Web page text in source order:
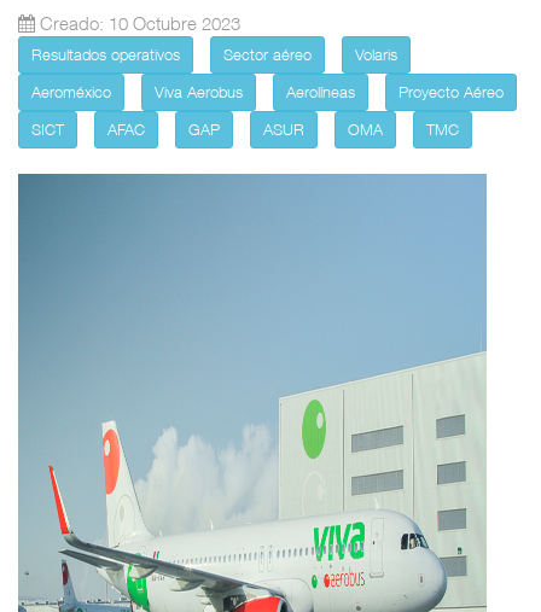
Creado: 10 Octubre 2023
Resultados operativos Sector aéreo
Volaris
Aeroméxico
Viva Aerobus Aerolíneas
Proyecto Aéreo
SICT
AFAC GAP ASUR OMA TMC